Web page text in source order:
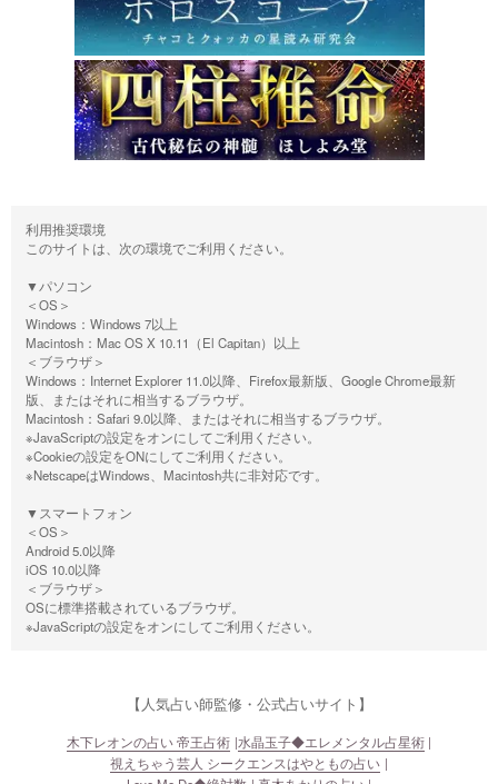
利用推奨環境
このサイトは、次の環境でご利用ください。
▼パソコン
＜OS＞
Windows：Windows 7以上
Macintosh：Mac OS X 10.11（El Capitan）以上
＜ブラウザ＞
Windows：Internet Explorer 11.0以降、Firefox最新版、Google Chrome最新
版、またはそれに相当するブラウザ。
Macintosh：Safari 9.0以降、またはそれに相当するブラウザ。
※JavaScriptの設定をオンにしてご利用ください。
※Cookieの設定をONにしてご利用ください。
※NetscapeはWindows、Macintosh共に非対応です。
▼スマートフォン
＜OS＞
Android 5.0以降
iOS 10.0以降
＜ブラウザ＞
OSに標準搭載されているブラウザ。
※JavaScriptの設定をオンにしてご利用ください。
【人気占い師監修・公式占いサイト】
木下レオンの占い 帝王占術 水晶玉子◆エレメンタル占星術
視えちゃう芸人 シークエンスはやともの占い